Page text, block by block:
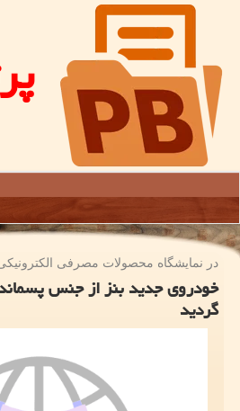
در نمایشگاه محصولات مصرفی
خودروی جدید بنز از جنس
گردید